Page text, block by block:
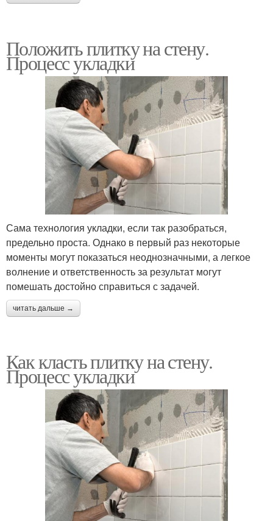
Положить плитку на стену.
Процесс укладки
Сама технология укладки, если так разобраться,
предельно проста. Однако в первый раз некоторые
моменты могут показаться неоднозначными, а легкое
волнение и ответственность за результат могут
помешать достойно справиться с задачей.
читать дальше →
Как класть плитку на стену.
Процесс укладки